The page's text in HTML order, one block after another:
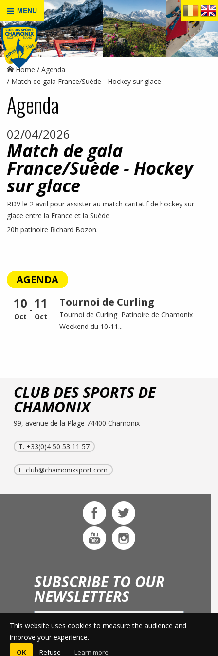
MENU
Home
Agenda
Match de gala France/Suède - Hockey sur glace
Agenda
02/04/2026
Match de gala
France/Suède - Hockey
sur glace
RDV le 2 avril pour assister au match caritatif de hockey sur
glace entre la France et la Suède
20h patinoire Richard Bozon.
AGENDA
10
Oct
- 11
Oct
Tournoi de Curling
Tournoi de Curling Patinoire de Chamonix
Weekend du 10-11...
CLUB DES SPORTS DE
CHAMONIX
99, avenue de la Plage 74400 Chamonix
T. +33(0)4 50 53 11 57
E.club@chamonixsport.com
SUBSCRIBE TO OUR
NEWSLETTERS
OK
This website uses cookies to measure the audience and
improve your experience.
OK Refuse Learn more